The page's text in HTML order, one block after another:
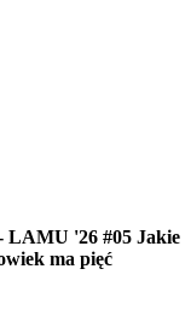
LAMU '26 #05 Jakie
ma pięć